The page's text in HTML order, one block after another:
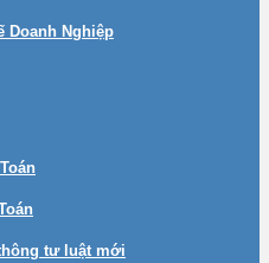
Doanh Nghiệp
tư luật mới